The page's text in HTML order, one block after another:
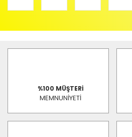
%100 MÜŞTERİ
MEMNUNİYETİ